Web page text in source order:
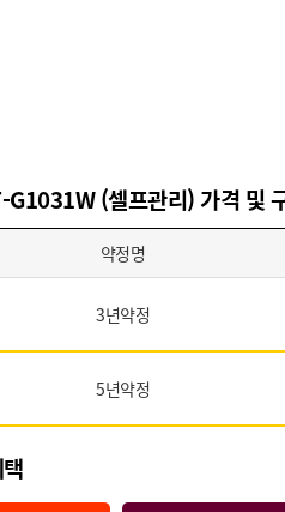
(셀프관리) 가격 및
약정명
3년약정
5년약정